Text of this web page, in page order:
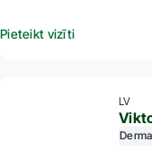
Pieteikt vizīti
LV